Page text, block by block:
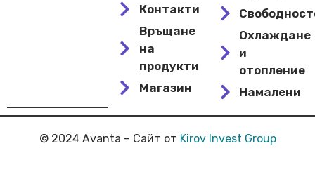
Контакти
Връщане
на
продукти
Магазин
Охлаждане
и
отопление
Намалени
© 2024 Avanta – Сайт от Kirov Invest Group